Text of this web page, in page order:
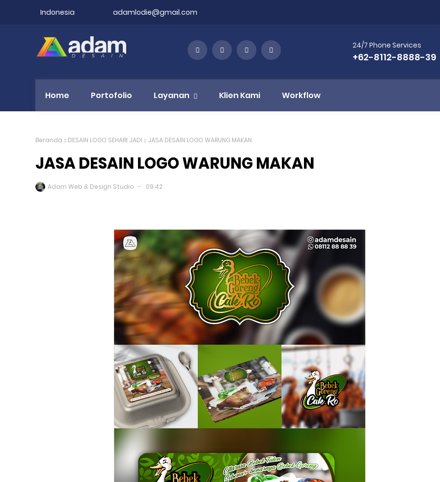
Indonesia adamlodie@gmail.com
24/7 Phone Services
+62-8112-8888-39
Home Portofolio Layanan Klien Kami Workflow
Beranda DESAIN LOGO SEHARI JADI JASA DESAIN LOGO WARUNG MAKAN
JASA DESAIN LOGO WARUNG MAKAN
Adam Web & Design Studio 09.42